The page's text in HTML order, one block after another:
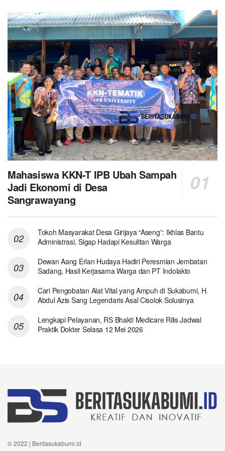
Mahasiswa KKN-T IPB Ubah Sampah
Jadi Ekonomi di Desa
Sangrawayang
Tokoh Masyarakat Desa Girijaya “Aseng”: Ikhlas Bantu
Administrasi, Sigap Hadapi Kesulitan Warga
Dewan Aang Erlan Hudaya Hadiri Peresmian Jembatan
Sadang, Hasil Kerjasama Warga dan PT Indolakto
Cari Pengobatan Alat Vital yang Ampuh di Sukabumi, H.
Abdul Azis Sang Legendaris Asal Cisolok Solusinya
Lengkapi Pelayanan, RS Bhakti Medicare Rilis Jadwal
Praktik Dokter Selasa 12 Mei 2026
© 2022 | Beritasukabumi.id